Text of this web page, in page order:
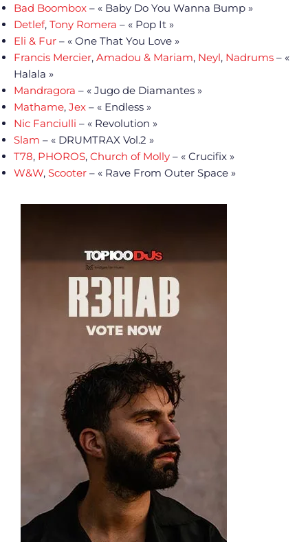
Bad Boombox – « Baby Do You Wanna Bump »
Detlef, Tony Romera – « Pop It »
Eli & Fur – « One That You Love »
Francis Mercier, Amadou & Mariam, Neyl, Nadrums – «
Halala »
Mandragora – « Jugo de Diamantes »
Mathame, Jex – « Endless »
Nic Fanciulli – « Revolution »
Slam – « DRUMTRAX Vol.2 »
T78, PHOROS, Church of Molly – « Crucifix »
W&W, Scooter – « Rave From Outer Space »